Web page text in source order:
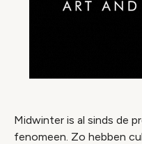
Midwinter is al sinds de
fenomeen. Zo hebben